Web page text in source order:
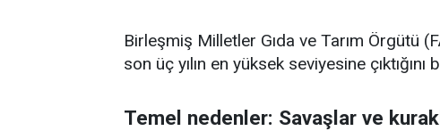
Birleşmiş Milletler Gıda ve Tarım Örgütü
son üç yılın en yüksek seviyesine çıktığını
Temel nedenler: Savaşlar ve